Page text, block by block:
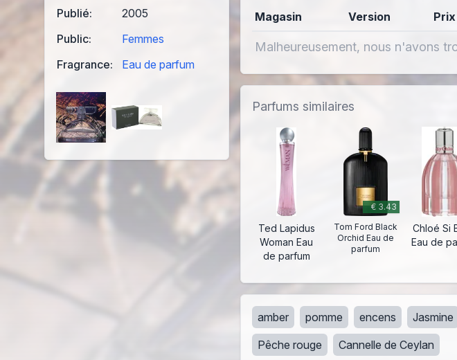
Publié:
2005
Public:
Femmes
Fragrance:
Eau de parfum
Magasin Version Prix
Malheureusement, nous n'avons
Parfums similaires
Ted Lapidus
Woman Eau
de parfum
€ 3.43
Tom Ford Black
Orchid Eau de
parfum
Chloé Si
Eau de
amber pomme encens Jasmine
Pêche rouge
Cannelle de Ceylan